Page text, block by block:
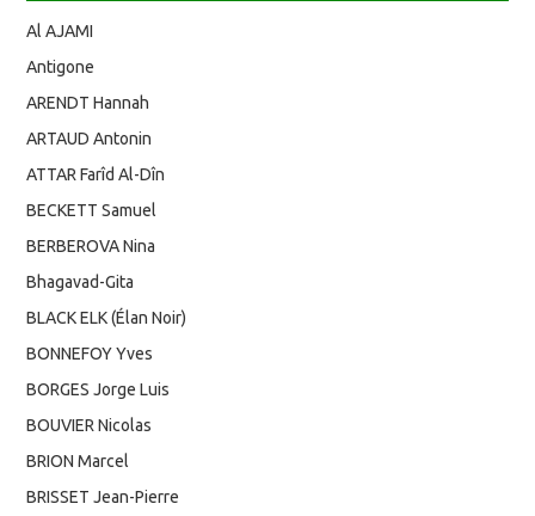
Al AJAMI
Antigone
ARENDT Hannah
ARTAUD Antonin
ATTAR Farîd Al-Dîn
BECKETT Samuel
BERBEROVA Nina
Bhagavad-Gita
BLACK ELK (Élan Noir)
BONNEFOY Yves
BORGES Jorge Luis
BOUVIER Nicolas
BRION Marcel
BRISSET Jean-Pierre